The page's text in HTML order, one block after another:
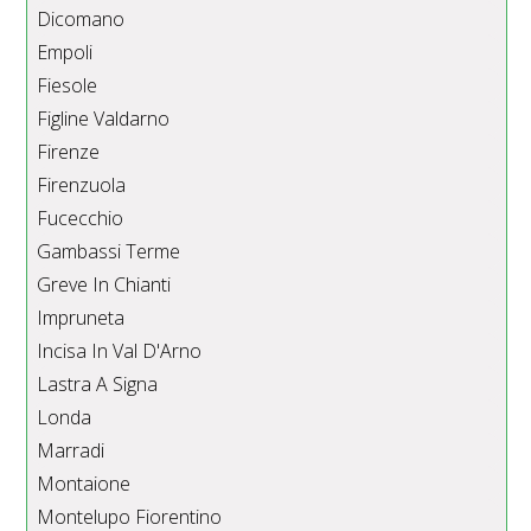
Dicomano
Empoli
Fiesole
Figline Valdarno
Firenze
Firenzuola
Fucecchio
Gambassi Terme
Greve In Chianti
Impruneta
Incisa In Val D'Arno
Lastra A Signa
Londa
Marradi
Montaione
Montelupo Fiorentino